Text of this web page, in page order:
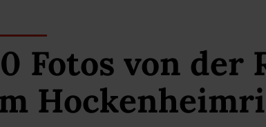
Fotos von der